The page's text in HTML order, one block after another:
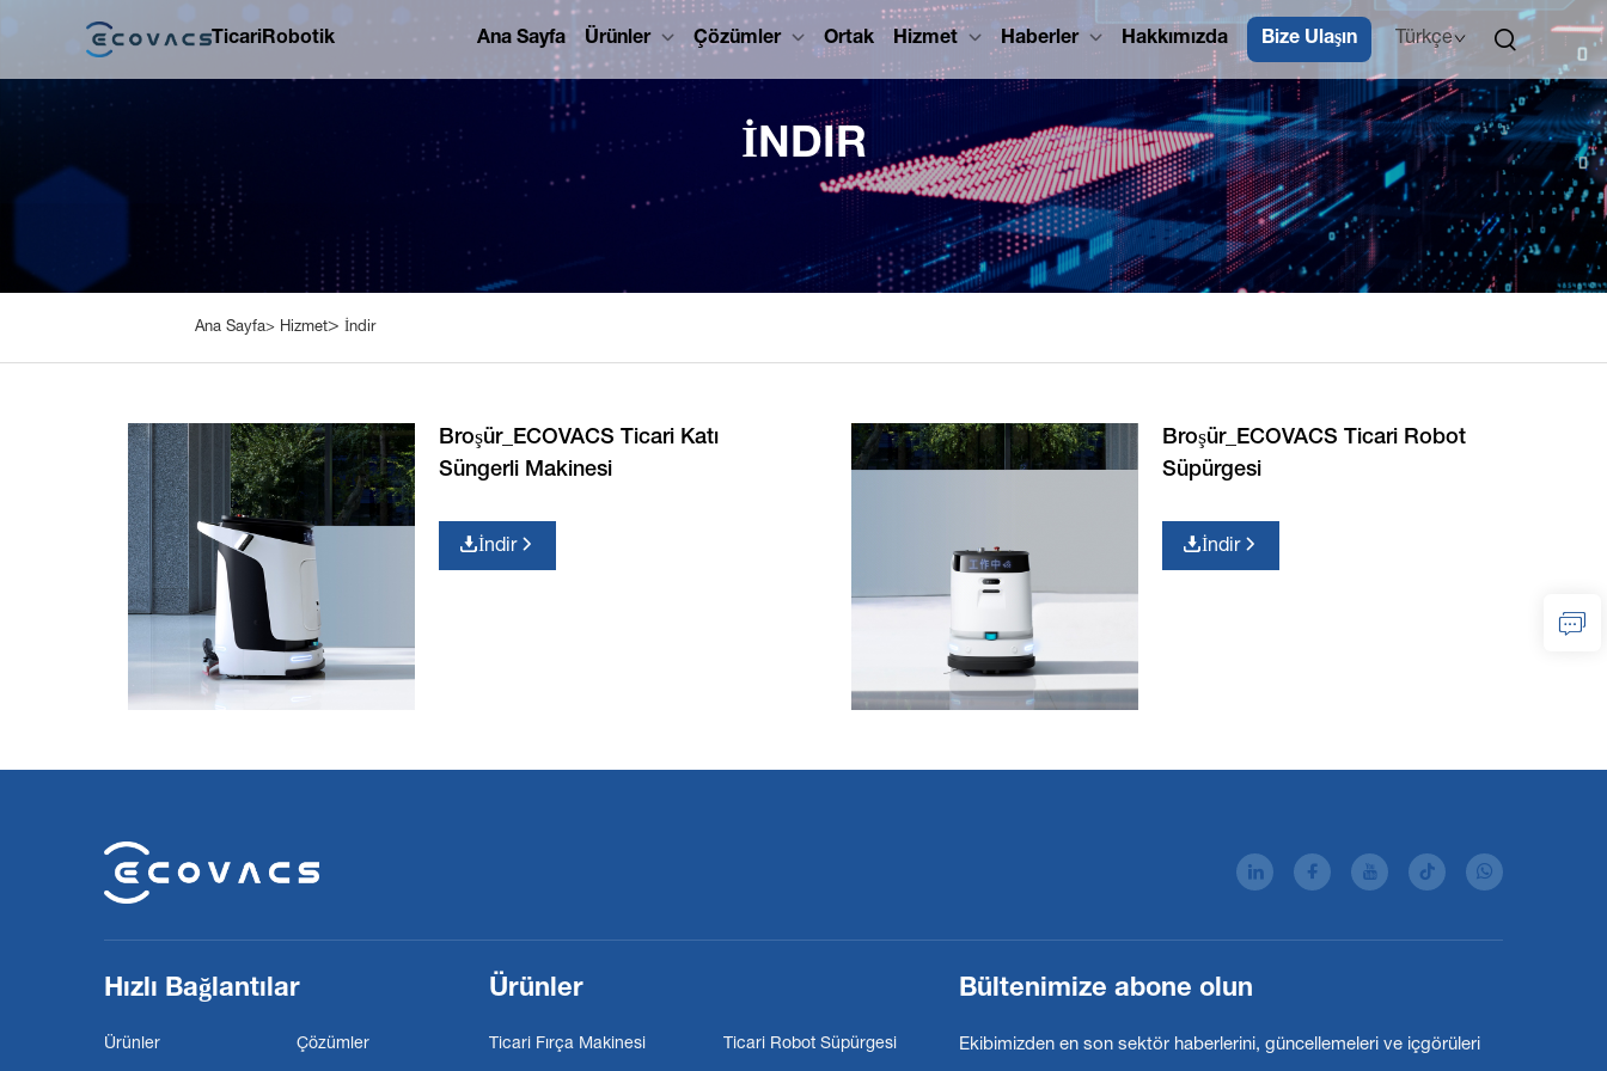
TicariRobotik Ana Sayfa Ürünler Çözümler Ortak Hizmet Haberler Hakkımızda Bize Ulaşın Türkçe
İNDIR
Ana Sayfa> Hizmet> İndir
Broşür_ECOVACS Ticari Katı
Süngerli Makinesi
İndir
Broşür_ECOVACS Ticari Robot
Süpürgesi
İndir
Hızlı Bağlantılar
Ürünler Çözümler
Ürünler
Ticari Fırça Makinesi Ticari Robot Süpürgesi
Bültenimize abone olun
Ekibimizden en son sektör haberlerini, güncellemeleri ve içgörüleri